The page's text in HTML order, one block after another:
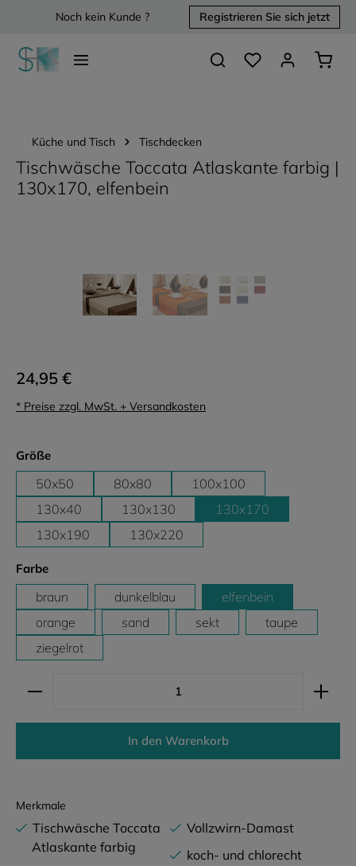
springenNoch kein Kunde ? Registrieren Sie sich jetzt
Du hast 0 Produkte
Küche und Tisch Tischdecken
Tischwäsche Toccata Atlaskante farbig |
130x170, elfenbein
24,95 €
* Preise zzgl. MwSt. + Versandkosten
Größeauswählen
50x50 80x80
100x100
130x40
130x130
130x170
130x190
130x220
Farbeauswählen
braun dunkelblau
elfenbein
orange
sand sekt
taupe
ziegelrot
Produkt Anzahl: Gib den gewünschten Wert ein
In den Warenkorb
Merkmale
Tischwäsche Toccata
Atlaskante farbig
Vollzwirn-Damast
koch- und chlorecht